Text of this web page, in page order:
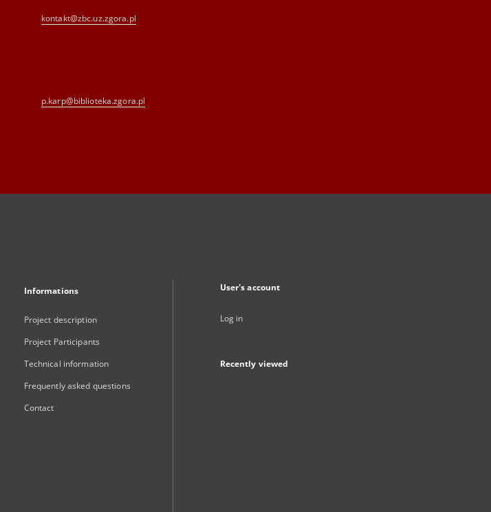
kontakt@zbc.uz.zgora.pl
p.karp@biblioteka.zgora.pl
Informations
Project description
Project Participants
Technical information
Frequently asked questions
Contact
User's account
Log in
Recently viewed